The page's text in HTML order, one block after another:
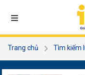
Trang chủ Tìm kiếm